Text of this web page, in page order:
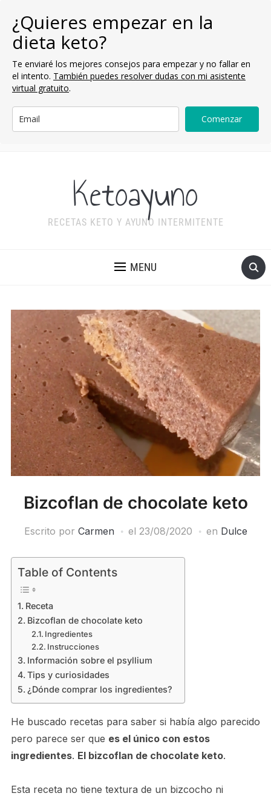
¿Quieres empezar en la
dieta keto?
Te enviaré los mejores consejos para empezar y no fallar en
el intento. También puedes resolver dudas con mi asistente
virtual gratuito.
Comenzar
Ketoayuno
RECETAS KETO Y AYUNO INTERMITENTE
MENU
Bizcoflan de chocolate keto
Escrito por Carmen el 23/08/2020 en Dulce
Table of Contents
Receta
Bizcoflan de chocolate keto
Ingredientes
Instrucciones
Información sobre el psyllium
Tips y curiosidades
¿Dónde comprar los ingredientes?
He buscado recetas para saber si había algo parecido
pero parece ser que es el único con estos
ingredientes. El bizcoflan de chocolate keto.
Esta receta no tiene textura de un bizcocho ni